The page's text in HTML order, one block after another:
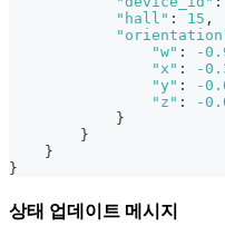
"hall" : 15 ,
"w" : -
"x" : -
"y" : -
"z" :
-
}
}
}
}
상태 업데이트 메시지